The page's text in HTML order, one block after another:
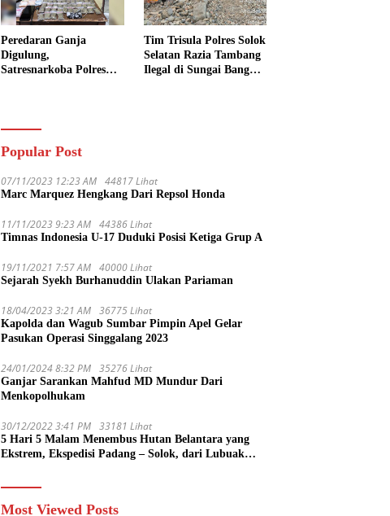
Peredaran Ganja
Digulung,
Satresnarkoba Polres
Datar
Tim Trisula Polres Solok
Selatan Razia Tambang
Ilegal di Sungai Bangko,
Popular Post
07/11/2023 12:23 AM 44817 Lihat
Marc Marquez Hengkang Dari Repsol Honda
11/11/2023 9:23 AM 44386 Lihat
Timnas Indonesia U-17 Duduki Posisi Ketiga Grup A
19/11/2021 7:57 AM 40000 Lihat
Sejarah Syekh Burhanuddin Ulakan Pariaman
18/04/2023 3:21 AM 36775 Lihat
Kapolda dan Wagub Sumbar Pimpin Apel Gelar
Pasukan Operasi Singgalang 2023
24/01/2024 8:32 PM 35276 Lihat
Ganjar Sarankan Mahfud MD Mundur Dari
Menkopolhukam
30/12/2022 3:41 PM 33181 Lihat
5 Hari 5 Malam Menembus Hutan Belantara yang
Ekstrem, Ekspedisi Padang – Solok, dari Lubuak
Most Viewed Posts